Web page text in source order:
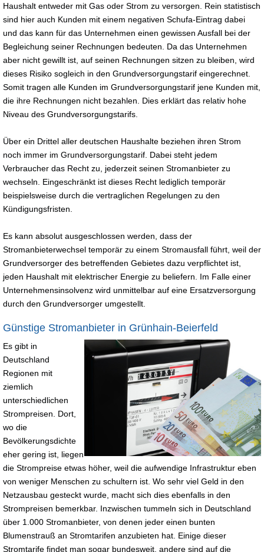
Haushalt entweder mit Gas oder Strom zu versorgen. Rein statistisch
sind hier auch Kunden mit einem negativen Schufa-Eintrag dabei
und das kann für das Unternehmen einen gewissen Ausfall bei der
Begleichung seiner Rechnungen bedeuten. Da das Unternehmen
aber nicht gewillt ist, auf seinen Rechnungen sitzen zu bleiben, wird
dieses Risiko sogleich in den Grundversorgungstarif eingerechnet.
Somit tragen alle Kunden im Grundversorgungstarif jene Kunden mit,
die ihre Rechnungen nicht bezahlen. Dies erklärt das relativ hohe
Niveau des Grundversorgungstarifs.
Über ein Drittel aller deutschen Haushalte beziehen ihren Strom
noch immer im Grundversorgungstarif. Dabei steht jedem
Verbraucher das Recht zu, jederzeit seinen Stromanbieter zu
wechseln. Eingeschränkt ist dieses Recht lediglich temporär
beispielsweise durch die vertraglichen Regelungen zu den
Kündigungsfristen.
Es kann absolut ausgeschlossen werden, dass der
Stromanbieterwechsel temporär zu einem Stromausfall führt, weil der
Grundversorger des betreffenden Gebietes dazu verpflichtet ist,
jeden Haushalt mit elektrischer Energie zu beliefern. Im Falle einer
Unternehmensinsolvenz wird unmittelbar auf eine Ersatzversorgung
durch den Grundversorger umgestellt.
Günstige Stromanbieter in Grünhain-Beierfeld
Es gibt in
Deutschland
Regionen mit
ziemlich
unterschiedlichen
Strompreisen. Dort,
wo die
Bevölkerungsdichte
eher gering ist, liegen
die Strompreise etwas höher, weil die aufwendige Infrastruktur eben
von weniger Menschen zu schultern ist. Wo sehr viel Geld in den
Netzausbau gesteckt wurde, macht sich dies ebenfalls in den
Strompreisen bemerkbar. Inzwischen tummeln sich in Deutschland
über 1.000 Stromanbieter, von denen jeder einen bunten
Blumenstrauß an Stromtarifen anzubieten hat. Einige dieser
Stromtarife findet man sogar bundesweit, andere sind auf die